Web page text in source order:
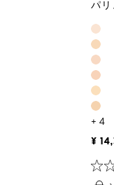
パリ
+ 4
¥